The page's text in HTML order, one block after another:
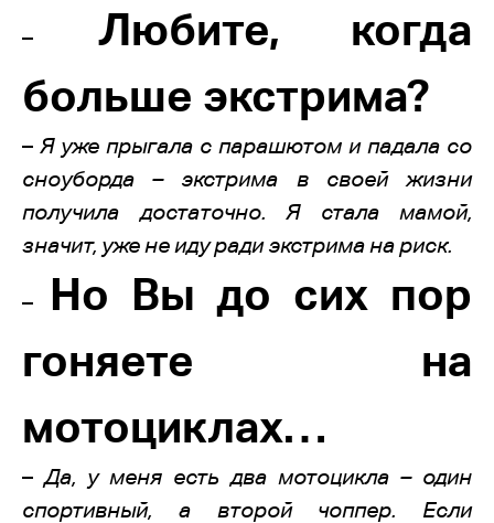
– Любите, когда
больше экстрима?
– Я уже прыгала с парашютом и падала со
сноуборда – экстрима в своей жизни
получила достаточно. Я стала мамой,
значит, уже не иду ради экстрима на риск.
–
Но Вы до сих пор
гоняете на
мотоциклах…
–Да, у меня есть два мотоцикла – один
спортивный, а второй чоппер. Если